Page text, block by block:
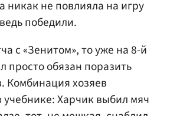
никак не повлияла на игру
победили.
с «Зенитом», то уже на 8-й
просто обязан поразить
Комбинация хозяев
учебнике: Харчик выбил мяч